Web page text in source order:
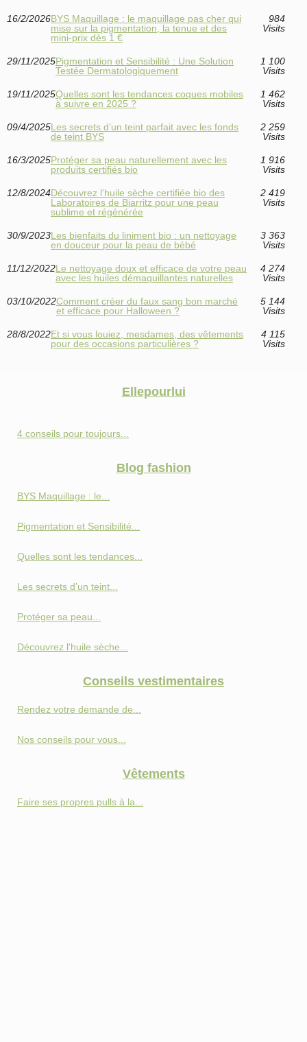
16/2/2026BYS Maquillage : le maquillage pas cher qui
mise sur la pigmentation, la tenue et des
mini-prix dès 1 €
984
Visits
29/11/2025Pigmentation et Sensibilité : Une Solution
Testée Dermatologiquement
1 100
Visits
19/11/2025Quelles sont les tendances coques mobiles
à suivre en 2025 ?
1 462
Visits
09/4/2025Les secrets d’un teint parfait avec les fonds
de teint BYS
2 259
Visits
16/3/2025Protéger sa peau naturellement avec les
produits certifiés bio
1 916
Visits
12/8/2024Découvrez l'huile sèche certifiée bio des
Laboratoires de Biarritz pour une peau
sublime et régénérée
2 419
Visits
30/9/2023Les bienfaits du liniment bio : un nettoyage
en douceur pour la peau de bébé
3 363
Visits
11/12/2022Le nettoyage doux et efficace de votre peau
avec les huiles démaquillantes naturelles
4 274
Visits
03/10/2022Comment créer du faux sang bon marché
et efficace pour Halloween ?
5 144
Visits
28/8/2022Et si vous louiez, mesdames, des vêtements
pour des occasions particulières ?
4 115
Visits
Ellepourlui
4 conseils pour toujours...
Blog fashion
BYS Maquillage : le...
Pigmentation et Sensibilité...
Quelles sont les tendances...
Les secrets d’un teint...
Protéger sa peau...
Découvrez l'huile sèche...
Conseils vestimentaires
Rendez votre demande de...
Nos conseils pour vous...
Vêtements
Faire ses propres pulls à la...